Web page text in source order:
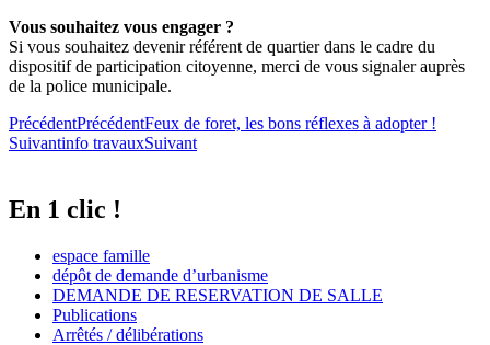
Vous souhaitez vous engager ?
Si vous souhaitez devenir référent de quartier dans le cadre du
dispositif de participation citoyenne, merci de vous signaler auprès
de la police municipale.
PrécédentPrécédentFeux de foret, les bons réflexes à adopter !
Suivantinfo travauxSuivant
En 1 clic !
espace famille
dépôt de demande d’urbanisme
DEMANDE DE RESERVATION DE SALLE
Publications
Arrêtés / délibérations